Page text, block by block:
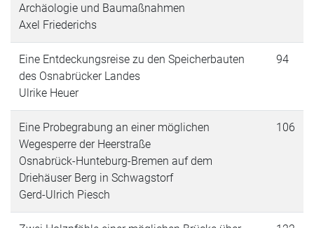
Archäologie und Baumaßnahmen
Axel Friederichs
Eine Entdeckungsreise zu den Speicherbauten
des Osnabrücker Landes
Ulrike Heuer
94
Eine Probegrabung an einer möglichen
Wegesperre der Heerstraße
Osnabrück-Hunteburg-Bremen auf dem
Driehäuser Berg in Schwagstorf
Gerd-Ulrich Piesch
106